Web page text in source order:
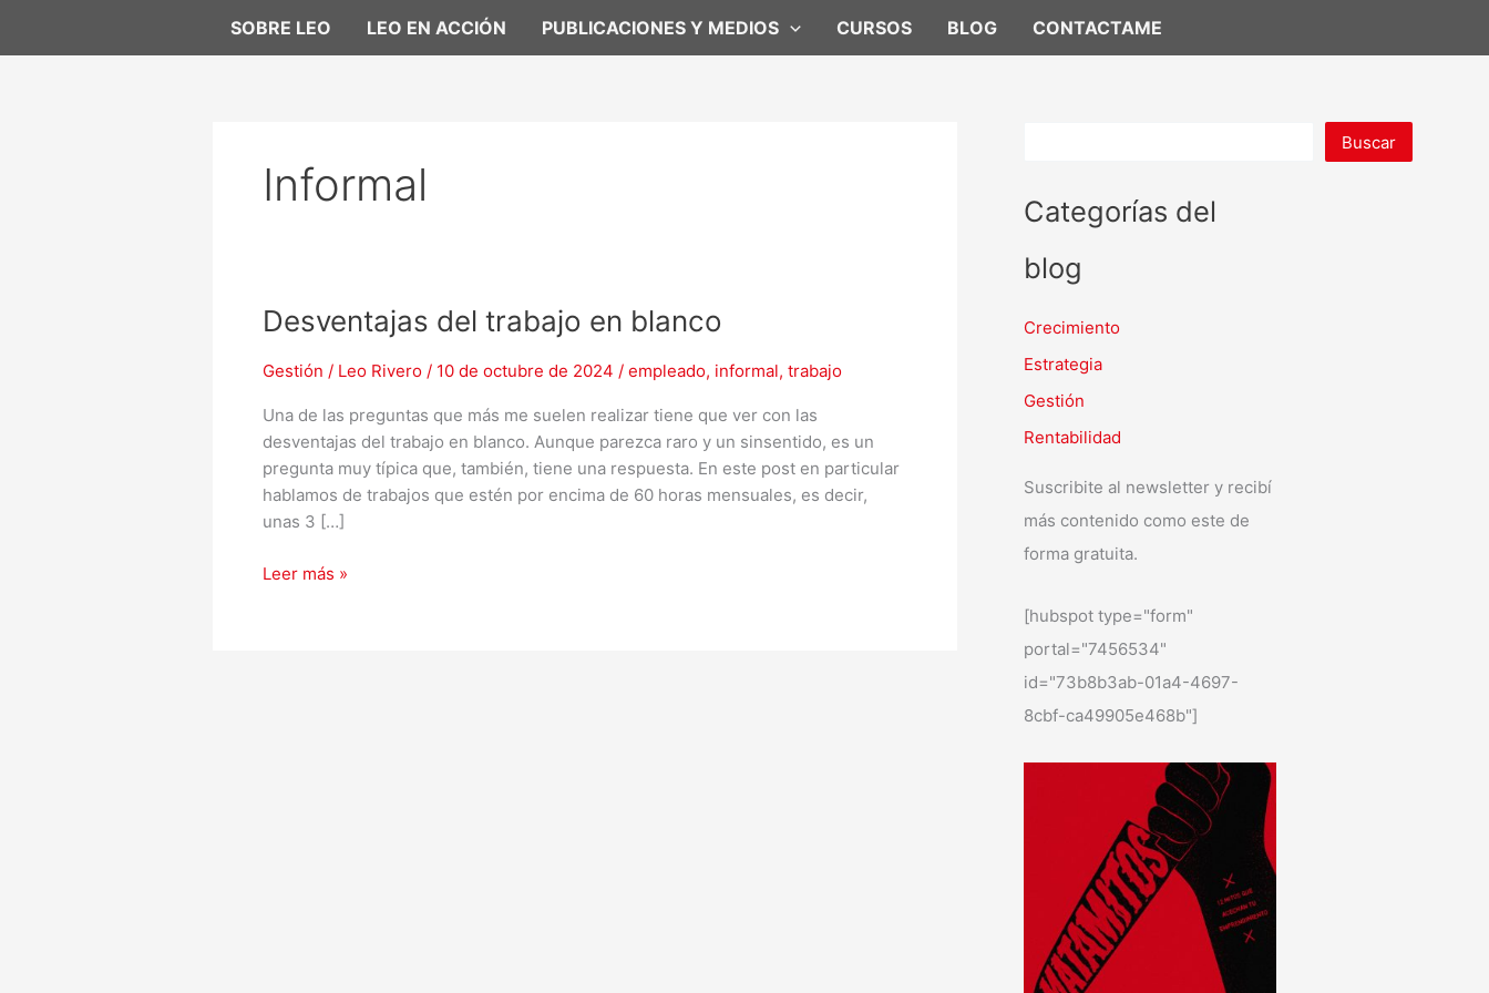
SOBRE LEO LEO EN ACCIÓN PUBLICACIONES Y MEDIOS CURSOS BLOG CONTACTAME
Informal
Desventajas del trabajo en blanco
Gestión / Leo Rivero / 10 de octubre de 2024 / empleado, informal, trabajo
Una de las preguntas que más me suelen realizar tiene que ver con las
desventajas del trabajo en blanco. Aunque parezca raro y un sinsentido, es un
pregunta muy típica que, también, tiene una respuesta. En este post en particular
hablamos de trabajos que estén por encima de 60 horas mensuales, es decir,
unas 3 […]
Desventajas
trabajo
blanco
Leer más »
Buscar
Categorías del
blog
Crecimiento
Estrategia
Gestión
Rentabilidad
Suscribite al newsletter y recibí
más contenido como este de
forma gratuita.
[hubspot type="form"
portal="7456534"
id="73b8b3ab-01a4-4697-
8cbf-ca49905e468b"]